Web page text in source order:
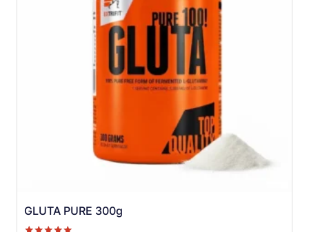
GLUTA PURE 300g